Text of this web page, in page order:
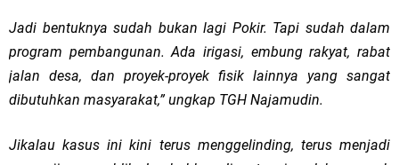
Jadi bentuknya sudah bukan lagi Pokir. Tapi sudah dalam
program pembangunan. Ada irigasi, embung rakyat, rabat
jalan desa, dan proyek-proyek fisik lainnya yang sangat
dibutuhkan masyarakat,” ungkap TGH Najamudin.
Jikalau kasus ini kini terus menggelinding, terus menjadi